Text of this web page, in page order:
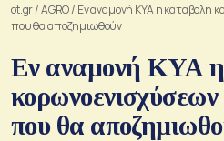
ot.gr/AGRO/ Εν αναμονή ΚΥΑ η καταβολη
που θα αποζημιωθούν
Εν αναμονή ΚΥΑ
που θα